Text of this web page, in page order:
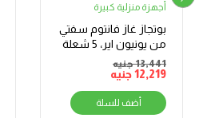
أجهزة منزلية كبيرة
بوتجاز غاز فانتوم سفتي
من يونيون اير، 5 شعلة
13,441جنيه
12,219جنيه
أضف للسلة